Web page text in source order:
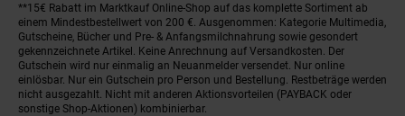
**15€ Rabatt im Marktkauf Online-Shop auf das komplette Sortiment ab
einem Mindestbestellwert von 200 €. Ausgenommen: Kategorie Multimedia,
Gutscheine, Bücher und Pre- & Anfangsmilchnahrung sowie gesondert
gekennzeichnete Artikel. Keine Anrechnung auf Versandkosten. Der
Gutschein wird nur einmalig an Neuanmelder versendet. Nur online
einlösbar. Nur ein Gutschein pro Person und Bestellung. Restbeträge werden
nicht ausgezahlt. Nicht mit anderen Aktionsvorteilen (PAYBACK oder
sonstige Shop-Aktionen) kombinierbar.